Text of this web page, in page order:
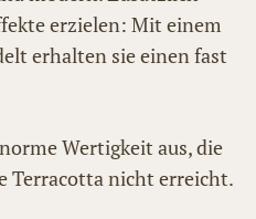
erzielen: Mit einem
erhalten sie einen fast
Wertigkeit aus, die
Terracotta nicht erreicht.